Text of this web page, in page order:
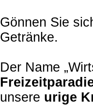
Gönnen Sie
Getränke.
Der Name
unsere urige